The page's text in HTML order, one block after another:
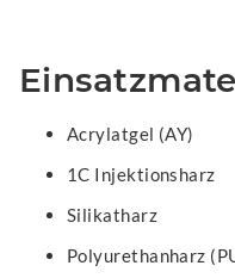
Acrylatgel (AY)
1C Injektionsharz
Silikatharz
Polyurethanharz